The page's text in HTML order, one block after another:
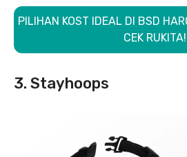
PILIHAN KOST IDEAL DI BSD
CEK RUKITA!
3. Stayhoops